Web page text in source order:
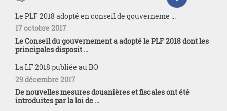
Le PLF 2018 adopté en conseil de gouverneme ...
17 octobre 2017
Le Conseil du gouvernement a adopté le PLF 2018 dont les
principales disposit ...
La LF 2018 publiée au BO
29 décembre 2017
De nouvelles mesures douanières et fiscales ont été
introduites par la loi de ...